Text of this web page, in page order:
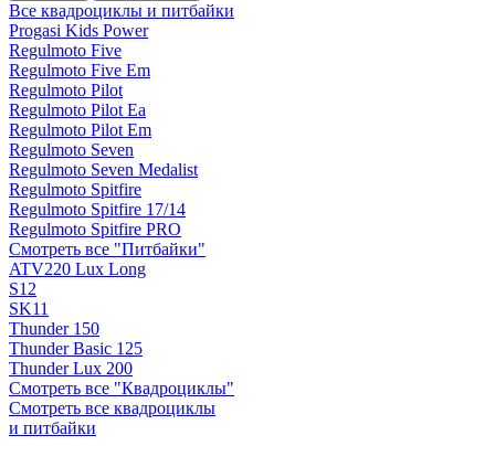
Все квадроциклы и питбайки
Progasi Kids Power
Regulmoto Five
Regulmoto Five Em
Regulmoto Pilot
Regulmoto Pilot Ea
Regulmoto Pilot Em
Regulmoto Seven
Regulmoto Seven Medalist
Regulmoto Spitfire
Regulmoto Spitfire 17/14
Regulmoto Spitfire PRO
Смотреть все "Питбайки"
ATV220 Lux Long
S12
SK11
Thunder 150
Thunder Basic 125
Thunder Lux 200
Смотреть все "Квадроциклы"
Смотреть все квадроциклы
и питбайки